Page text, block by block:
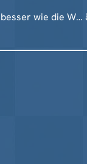
wie die W…